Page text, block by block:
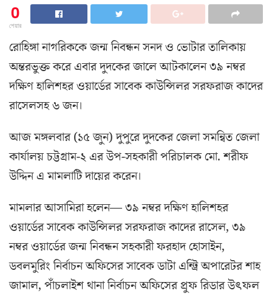
0
শেয়ার
রোহিঙ্গা নাগরিক‌কে জন্ম নিবন্ধন সনদ ও ভোটার তালিকায়
অন্তরভুক্ত ক‌রে এবার দুদ‌কের জা‌লে আটকা‌লেন ৩৯ নম্বর
দক্ষিণ হালিশহর ওয়ার্ডের সাবেক কাউন্সিলর সরফরাজ কাদের
রাসেলসহ ৬ জন।
আজ মঙ্গলবার (১৫ জুন) দুপুরে দুদকের জেলা সমন্বিত জেলা
কার্যালয় চট্টগ্রাম-২ এর উপ-সহকারী পরিচালক মো. শরীফ
উদ্দিন এ মামলা‌টি দা‌য়ের ক‌রেন।
মামলার আসামিরা হলেন— ৩৯ নম্বর দক্ষিণ হালিশহর
ওয়ার্ডের সাবেক কাউন্সিলর সরফরাজ কাদের রাসেল, ৩৯
নম্বর ওয়ার্ডের জন্ম নিবন্ধন সহকারী ফরহাদ হোসাইন,
ডবলমুরিং নির্বাচন অফিসের সাবেক ডাটা এন্ট্রি অপারেটর শাহ
জামাল, পাঁচলাইশ থানা নির্বাচন অফিসের প্রুফ রিডার উৎফল